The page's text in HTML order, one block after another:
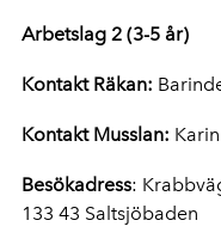
Arbetslag 2 (3-5 år)
Kontakt Räkan:
Kontakt Musslan:
Besökadress:
133 43 Saltsjöbaden